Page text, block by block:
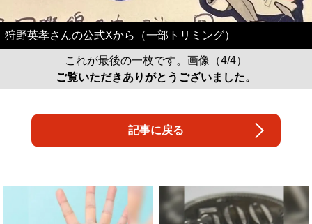
狩野英孝さんの公式Xから（一部トリミング）
これが最後の一枚です。画像（4/4）
ご覧いただきありがとうございました。
記事に戻る